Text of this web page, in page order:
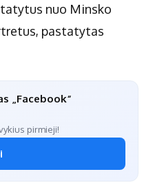
nuo Minsko
pastatytas
„Facebook“
pirmieji!